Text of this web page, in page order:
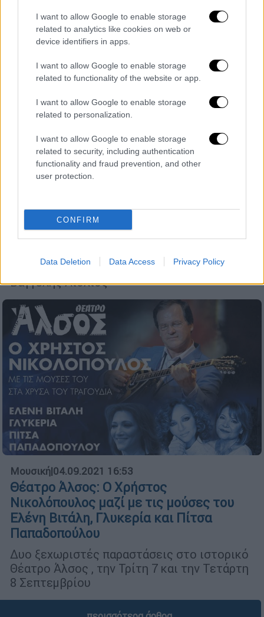
I want to allow Google to enable storage
related to analytics like cookies on web or
device identifiers in apps.
I want to allow Google to enable storage
related to functionality of the website or app.
I want to allow Google to enable storage
related to personalization.
I want to allow Google to enable storage
related to security, including authentication
functionality and fraud prevention, and other
user protection.
CONFIRM
Data Deletion Data Access Privacy Policy
Μουσική|14.09.2021 21:44
Βαγγέλης Λιόλιος: Πέθανε ο δεξιοτέχνης
Με συνεργασίες με τους μεγαλύτερους
Έλληνες καλλιτέχνες, ιδιαίτερα γνωστός για
τη δισκογραφική πορεία του με τον Νίκο
Παπάζογλου, πέθανε σε ηλικία 65 ετών ο
Βαγγέλης Λιόλιος
Μουσική|04.09.2021 16:53
Θέατρο Άλσος: Ο Χρήστος
Νικολόπουλος μαζί με τις μούσες του
Ελένη Βιτάλη, Γλυκερία και Πίτσα
Παπαδοπούλου
Δυο ξεχωριστές παραστάσεις στο ιστορικό
Θέατρο Άλσος , την Τρίτη 7 και την Τετάρτη
8 Σεπτεμβρίου